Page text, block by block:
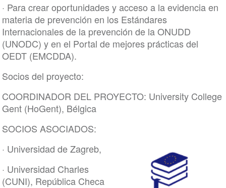
· Para crear oportunidades y acceso a la evidencia en
materia de prevención en los Estándares
Internacionales de la prevención de la ONUDD
(UNODC) y en el Portal de mejores prácticas del
OEDT (EMCDDA).
Socios del proyecto:
COORDINADOR DEL PROYECTO: University College
Gent (HoGent), Bélgica
SOCIOS ASOCIADOS:
· Universidad de Zagreb,
· Universidad Charles
(CUNI), República Checa